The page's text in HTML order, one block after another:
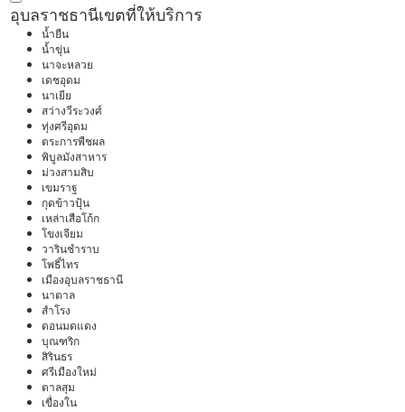
อุบลราชธานีเขตที่ให้บริการ
น้ำยืน
น้ำขุ่น
นาจะหลวย
เดชอุดม
นาเยีย
สว่างวีระวงศ์
ทุ่งศรีอุดม
ตระการพืชผล
พิบูลมังสาหาร
ม่วงสามสิบ
เขมราฐ
กุดข้าวปุ้น
เหล่าเสือโก้ก
โขงเจียม
วารินชำราบ
โพธิ์ไทร
เมืองอุบลราชธานี
นาตาล
สำโรง
ดอนมดแดง
บุณฑริก
สิรินธร
ศรีเมืองใหม่
ตาลสุม
เขื่องใน